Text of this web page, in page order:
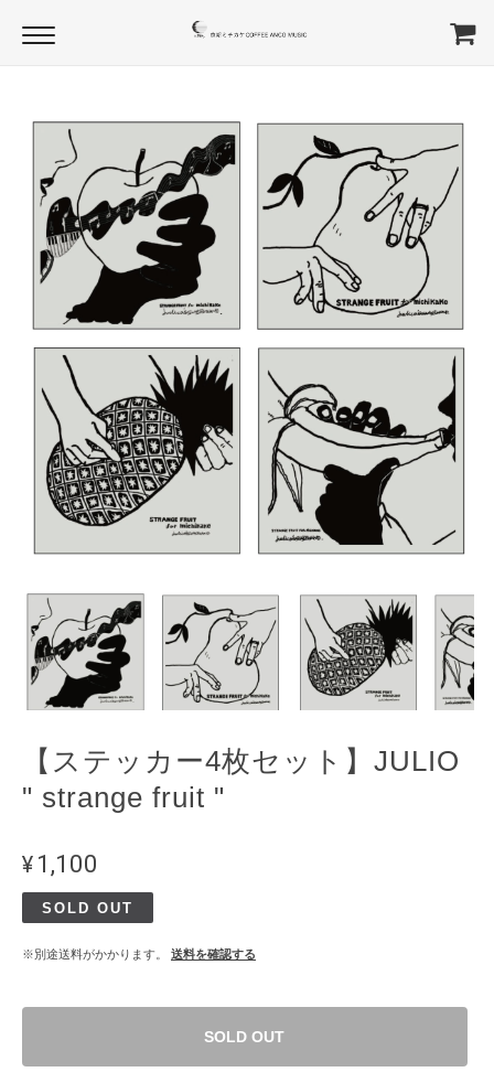
【ステッカー4枚セット】JULIO
" strange fruit "
¥1,100
SOLD OUT
※別途送料がかかります。 送料を確認する
SOLD OUT